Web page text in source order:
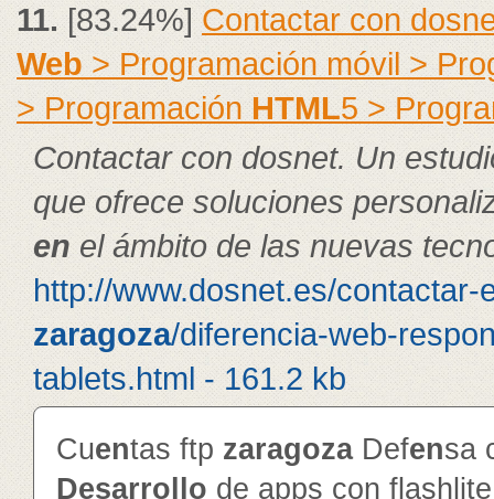
11.[83.24%]Contactar con
Web> Programación móvil >
> ProgramaciónHTML5 >
Contactar con dosnet. Un
que ofrece soluciones
enel ámbito de las nuevas
http://www.dosnet.es/contactar-
zaragoza/diferencia-web-
tablets.html - 161.2 kb
Cuentas ftp zaragozaDefensa
Desarrollo de apps con